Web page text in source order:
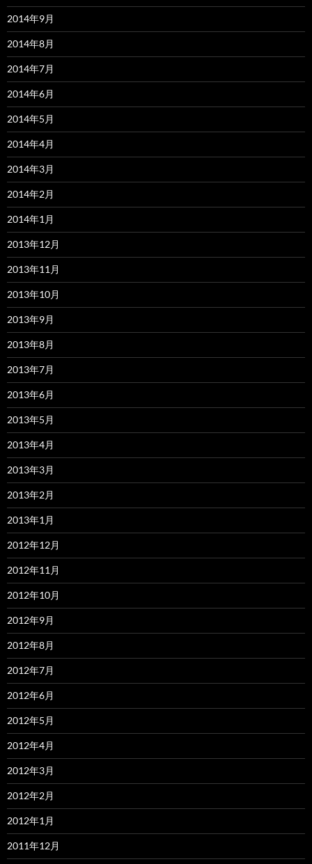
2014年9月
2014年8月
2014年7月
2014年6月
2014年5月
2014年4月
2014年3月
2014年2月
2014年1月
2013年12月
2013年11月
2013年10月
2013年9月
2013年8月
2013年7月
2013年6月
2013年5月
2013年4月
2013年3月
2013年2月
2013年1月
2012年12月
2012年11月
2012年10月
2012年9月
2012年8月
2012年7月
2012年6月
2012年5月
2012年4月
2012年3月
2012年2月
2012年1月
2011年12月